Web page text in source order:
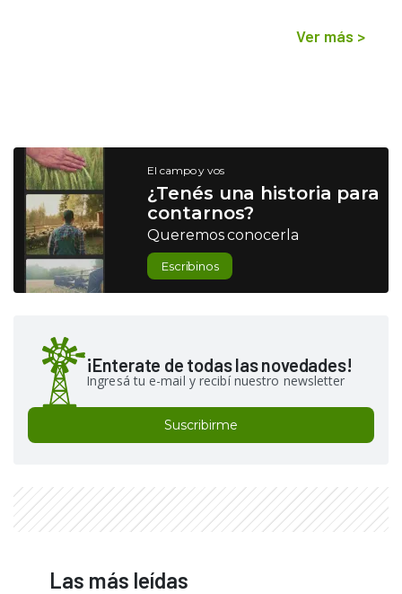
Ver más >
El campo y vos
¿Tenés una historia para
contarnos?
Queremos conocerla
Escribinos
¡Enterate de todas las novedades!
Ingresá tu e-mail y recibí nuestro newsletter
Suscribirme
Las más leídas